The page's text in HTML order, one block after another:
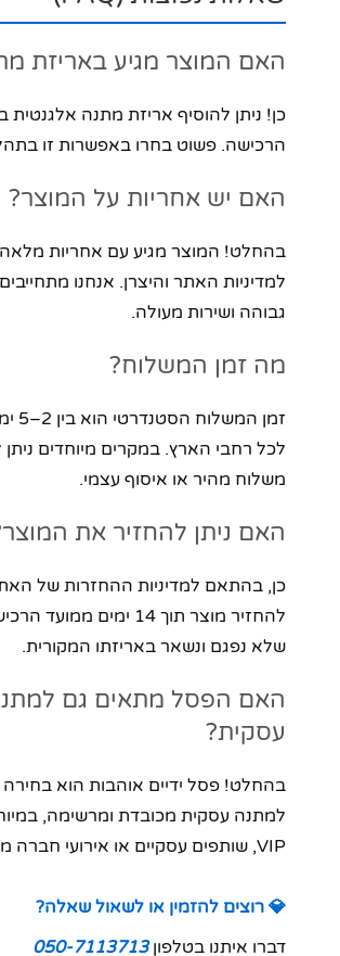
האם המוצר מגיע באריזת
כן! ניתן להוסיף אריזת מתנה אלגנטית
הרכישה. פשוט בחרו באפשרות זו
האם יש אחריות על המוצר?
בהחלט! המוצר מגיע עם אחריות
למדיניות האתר והיצרן. אנחנו
גבוהה ושירות מעולה.
מה זמן המשלוח?
זמן
לכל רחבי הארץ. במקרים מיוחדים
משלוח מהיר או איסוף עצמי.
האם ניתן להחזיר את
כן, בהתאם למדיניות ההחזרות של
להחזיר מוצר תוך 14 ימים
שלא נפגם ונשאר באריזתו המקורית.
האם הפסל מתאים גם
עסקית?
בהחלט! פסל ידיים אוהבות הוא בחירה
למתנה עסקית מכובדת ומרשימה,
VIP, שותפים עסקיים או אירועי חברה מיוחדים.
💎 רוצים להזמין או לשאול שאלה?
דברו איתנו בטלפון050-7113713